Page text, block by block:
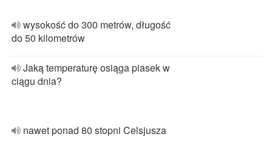
wysokość do 300 metrów, długość
do 50 kilometrów
Jaką temperaturę osiąga piasek w
ciągu dnia?
nawet ponad 80 stopni Celsjusza